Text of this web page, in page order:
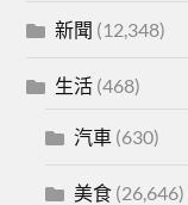
新聞 (12,348)
生活 (468)
汽車 (630)
美食 (26,646)